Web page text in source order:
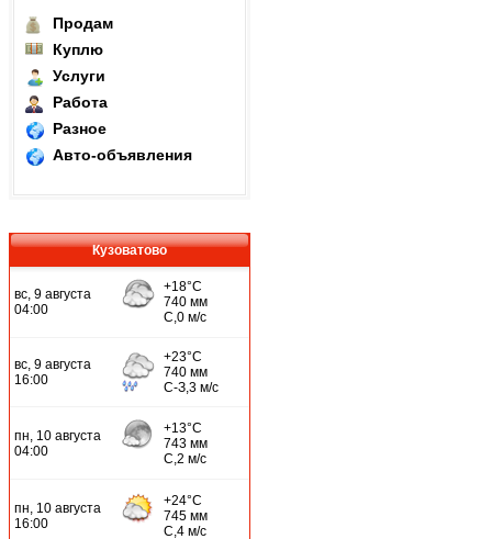
Продам
Куплю
Услуги
Работа
Разное
Авто-объявления
Кузоватово